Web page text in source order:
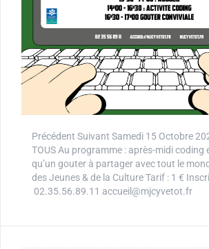
Précédent Suivant Samedi 15 Octobre
TOUS Au programme : après-midi coding
qu’un gouter à partager avec tout le
des Jeunes & de la Culture Tarif : 1 €
02.35.56.89.11 accueil@mjcyvetot.fr